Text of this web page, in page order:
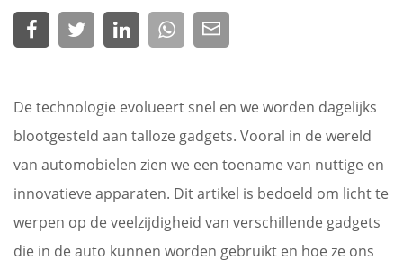
De technologie evolueert snel en we worden dagelijks
blootgesteld aan talloze gadgets. Vooral in de wereld
van automobielen zien we een toename van nuttige en
innovatieve apparaten. Dit artikel is bedoeld om licht te
werpen op de veelzijdigheid van verschillende gadgets
die in de auto kunnen worden gebruikt en hoe ze ons